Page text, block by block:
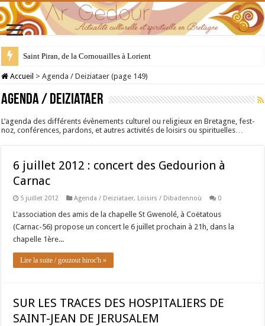
Saint Piran, de la Cornouailles à Lorient
28 juillet : Saint Samson de Dol, père de la Bretagne chrétienne
Accueil > Agenda / Deiziataer (page 149)
Agenda / Deiziataer
L’agenda des différents évènements culturel ou religieux en Bretagne, fest-
noz, conférences, pardons, et autres activités de loisirs ou spirituelles…
6 juillet 2012 : concert des Gedourion à
Carnac
5 juillet 2012 Agenda / Deiziataer, Loisirs / Dibadennoù 0
L'association des amis de la chapelle St Gwenolé, à Coëtatous
(Carnac-56) propose un concert le 6 juillet prochain à 21h, dans la
chapelle 1ère...
Lire la suite / gouzout hiroc'h »
SUR LES TRACES DES HOSPITALIERS DE
SAINT-JEAN DE JERUSALEM